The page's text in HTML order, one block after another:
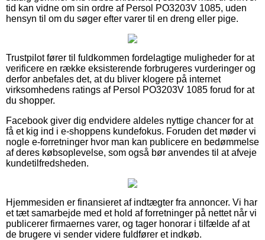
tid kan vidne om sin ordre af Persol PO3203V 1085, uden
hensyn til om du søger efter varer til en dreng eller pige.
Trustpilot fører til fuldkommen fordelagtige muligheder for at
verificere en række eksisterende forbrugeres vurderinger og
derfor anbefales det, at du bliver klogere på internet
virksomhedens ratings af Persol PO3203V 1085 forud for at
du shopper.
Facebook giver dig endvidere aldeles nyttige chancer for at
få et kig ind i e-shoppens kundefokus. Foruden det møder vi
nogle e-forretninger hvor man kan publicere en bedømmelse
af deres købsoplevelse, som også bør anvendes til at afveje
kundetilfredsheden.
Hjemmesiden er finansieret af indtægter fra annoncer. Vi har
et tæt samarbejde med et hold af forretninger på nettet når vi
publicerer firmaernes varer, og tager honorar i tilfælde af at
de brugere vi sender videre fuldfører et indkøb.